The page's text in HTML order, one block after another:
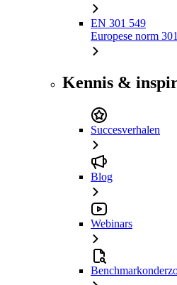
EN 301 549
Europese norm
Kennis &
Succesverhalen
Blog
Webinars